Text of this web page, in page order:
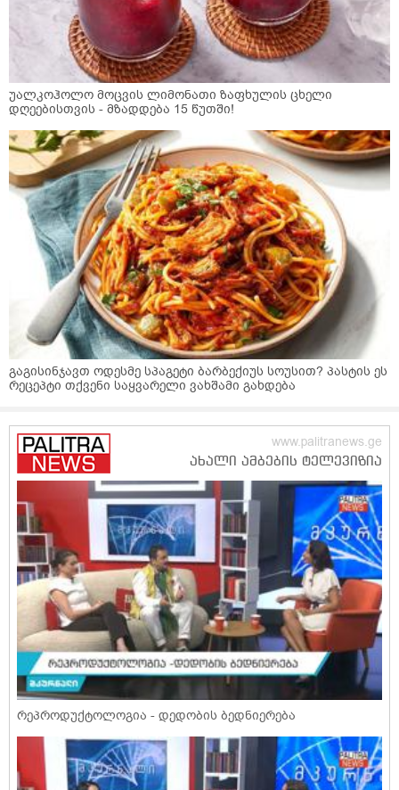
უალკოჰოლო მოცვის ლიმონათი ზაფხულის ცხელი
დღეებისთვის - მზადდება 15 წუთში!
გაგისინჯავთ ოდესმე სპაგეტი ბარბექიუს სოუსით? პასტის ეს
რეცეპტი თქვენი საყვარელი ვახშამი გახდება
რეპროდუქტოლოგია - დედობის ბედნიერება